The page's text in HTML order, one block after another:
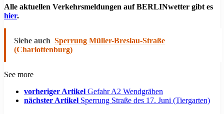
Alle aktuellen Verkehrsmeldungen auf BERLINwetter gibt es
hier.
Siehe auch Sperrung Müller-Breslau-Straße
(Charlottenburg)
See more
vorheriger Artikel Gefahr A2 Wendgräben
nächster Artikel Sperrung Straße des 17. Juni (Tiergarten)